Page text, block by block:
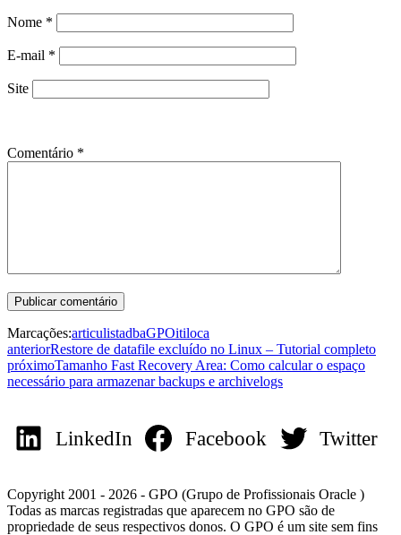
Nome *
E-mail *
Site
Comentário *
Marcações:articulistadbaGPOitiloca
anteriorRestore de datafile excluído no Linux – Tutorial completo
próximoTamanho Fast Recovery Area: Como calcular o espaço
necessário para armazenar backups e archivelogs
LinkedIn Facebook Twitter
Copyright 2001 - 2026 - GPO (Grupo de Profissionais Oracle )
Todas as marcas registradas que aparecem no GPO são de
propriedade de seus respectivos donos. O GPO é um site sem fins